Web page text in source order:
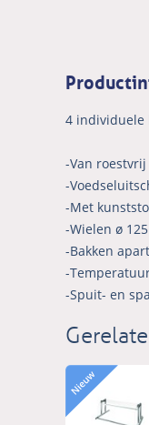
4 individuele
-Van roestvrij
-
-Met
-Wielen ø
-Bakken
-
-Spuit- en